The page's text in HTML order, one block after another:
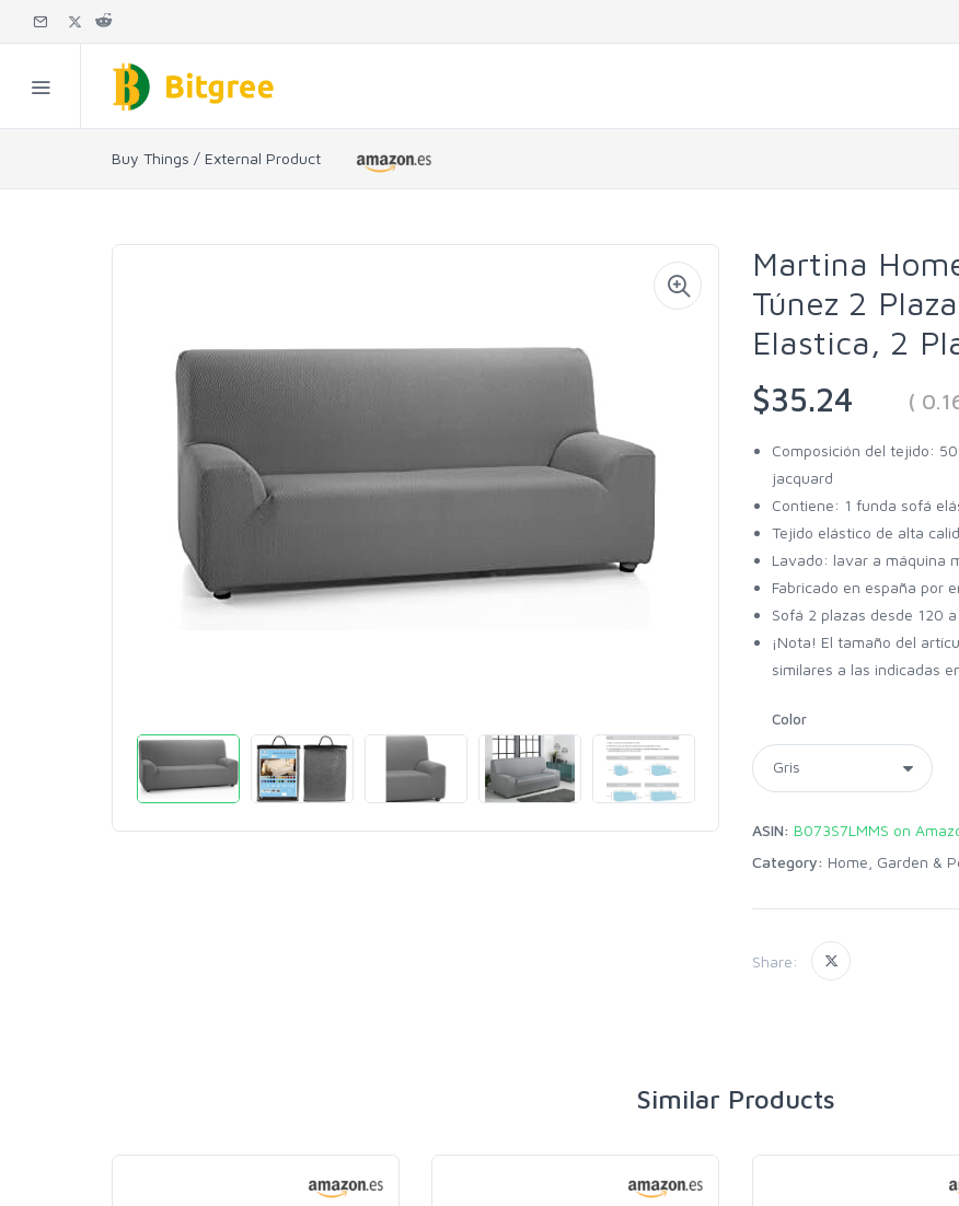
Buy Things / External Product
Martina
Túnez 2
Elastica, 2
$35.24
(
Composición del tejido:
jacquard
Contiene: 1 funda sofá
Tejido elástico de alta
Lavado: lavar a máquina
Fabricado en españa por
Sofá 2 plazas desde 120
¡Nota! El tamaño del
similares a las indicadas
Color
ASIN: B073S7LMMS on
Category: Home, Garden &
Share:
Similar Products